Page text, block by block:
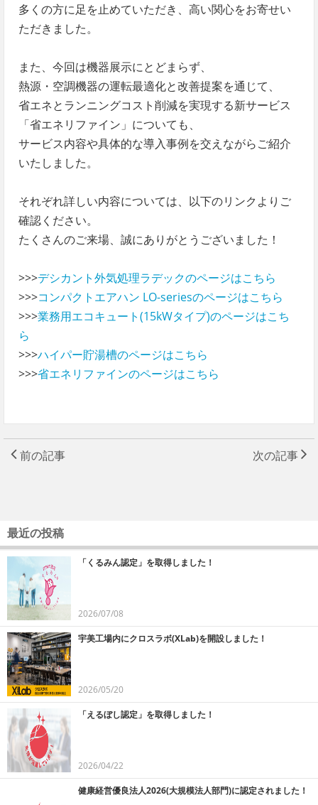
多くの方に足を止めていただき、高い関心をお寄せい
ただきました。
また、今回は機器展示にとどまらず、
熱源・空調機器の運転最適化と改善提案を通じて、
省エネとランニングコスト削減を実現する新サービス
「省エネリファイン」についても、
サービス内容や具体的な導入事例を交えながらご紹介
いたしました。
それぞれ詳しい内容については、以下のリンクよりご
確認ください。
たくさんのご来場、誠にありがとうございました！
>>>デシカント外気処理ラデックのページはこちら
>>>コンパクトエアハン LO-seriesのページはこちら
>>>業務用エコキュート(15kWタイプ)のページはこち
ら
>>>ハイパー貯湯槽のページはこちら
>>>省エネリファインのページはこちら
前の記事 次の記事
最近の投稿
「くるみん認定」を取得しました！
2026/07/08
宇美工場内にクロスラボ(XLab)を開設しました！
2026/05/20
「えるぼし認定」を取得しました！
2026/04/22
健康経営優良法人2026(大規模法人部門)に認定されました！